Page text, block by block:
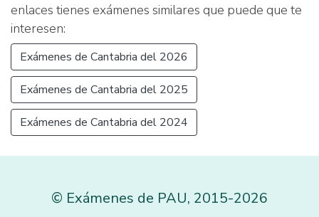
enlaces tienes exámenes similares que puede que te
interesen:
Exámenes de Cantabria del 2026
Exámenes de Cantabria del 2025
Exámenes de Cantabria del 2024
© Exámenes de PAU, 2015-2026